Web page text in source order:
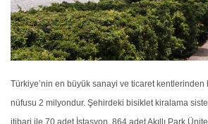
Türkiye’nin en büyük sanayi ve ticaret kentlerinden
nüfusu 2 milyondur. Şehirdeki bisiklet kiralama